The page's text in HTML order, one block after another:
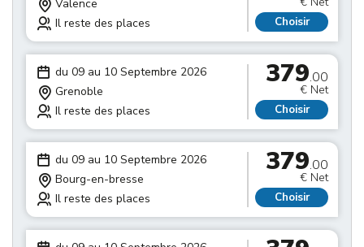
Valence
Il reste des places
Choisir
du 09 au 10 Septembre 2026
Grenoble
Il reste des places
379.00
€ Net
Choisir
du 09 au 10 Septembre 2026
Bourg-en-bresse
Il reste des places
379.00
€ Net
Choisir